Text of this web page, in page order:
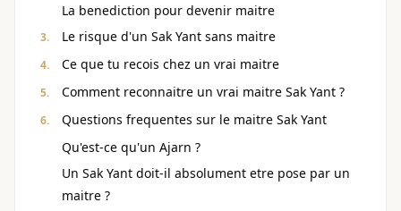
La benediction pour devenir maitre
Le risque d'un Sak Yant sans maitre
Ce que tu recois chez un vrai maitre
Comment reconnaitre un vrai maitre Sak Yant ?
Questions frequentes sur le maitre Sak Yant
Qu'est-ce qu'un Ajarn ?
Un Sak Yant doit-il absolument etre pose par un
maitre ?